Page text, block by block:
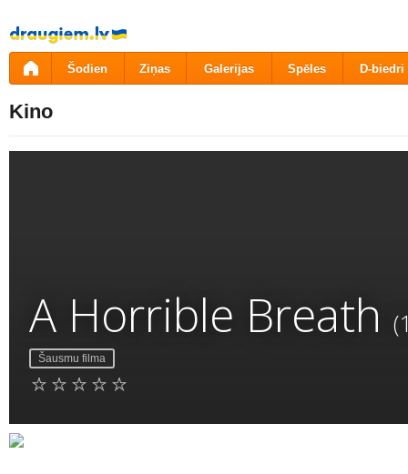
Pāriet
uz
saturu
Šodien Ziņas Galerijas Spēles D-biedri
Kino
A Horrible Breath
Šausmu filma